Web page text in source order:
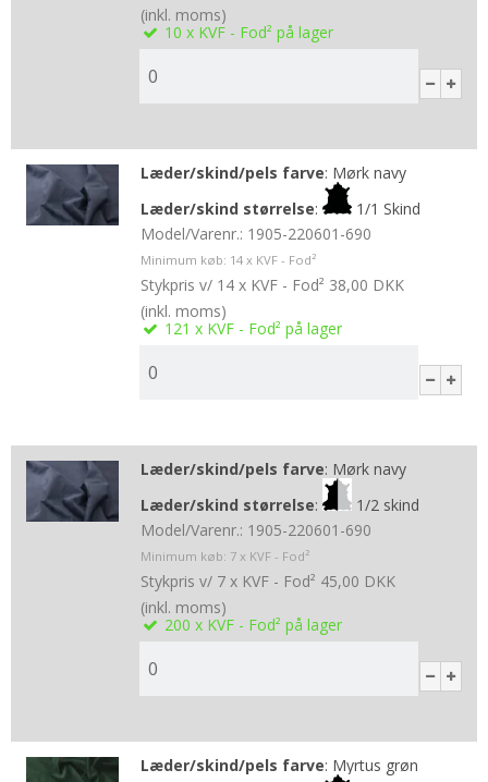
(inkl. moms)
10 x KVF - Fod² på lager
Læder/skind/pels farve: Mørk navy
Læder/skind størrelse:
1/1 Skind
Model/Varenr.: 1905-220601-690
Minimum køb: 14 x KVF - Fod²
Stykpris v/ 14 x KVF - Fod² 38,00 DKK
(inkl. moms)
121 x KVF - Fod² på lager
Læder/skind/pels farve: Mørk navy
Læder/skind størrelse:
1/2 skind
Model/Varenr.: 1905-220601-690
Minimum køb: 7 x KVF - Fod²
Stykpris v/ 7 x KVF - Fod² 45,00 DKK
(inkl. moms)
200 x KVF - Fod² på lager
Læder/skind/pels farve: Myrtus grøn